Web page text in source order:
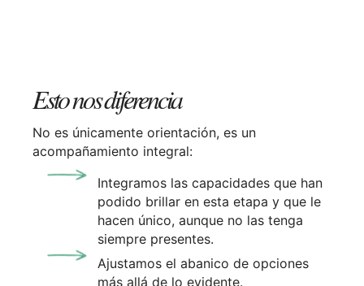
Esto nos diferencia
No es únicamente orientación, es un
acompañamiento integral:
Integramos las capacidades que han
podido brillar en esta etapa y que le
hacen único, aunque no las tenga
siempre presentes.
Ajustamos el abanico de opciones
más allá de lo evidente.